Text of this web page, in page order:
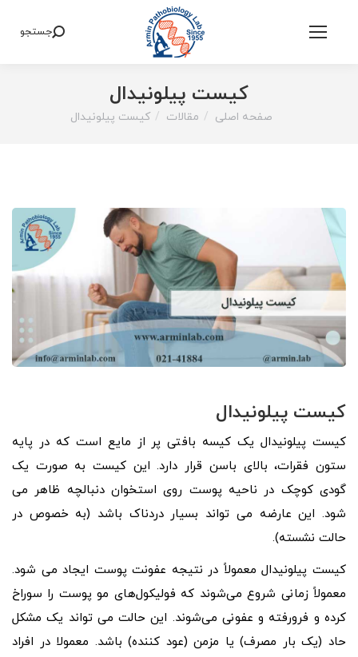
Search:
جستجو
کیست پیلونیدال
You are here:
صفحه اصلی مقالات کیست پیلونیدال
کیست پیلونیدال
کیست پیلونیدال یک کیسه بافتی پر از مایع است که در پایه
ستون فقرات، بالای باسن قرار دارد. این کیست به صورت یک
گودی کوچک در ناحیه پوست روی استخوان دنبالچه ظاهر می
شود. این عارضه می تواند بسیار دردناک باشد (به خصوص در
حالت نشسته).
کیست پیلونیدال معمولاً در نتیجه عفونت پوست ایجاد می شود.
معمولاً زمانی شروع می‌شوند که فولیکول‌های مو پوست را سوراخ
کرده و فرورفته و عفونی می‌شوند. این حالت می تواند یک مشکل
حاد (یک بار مصرف) یا مزمن (عود کننده) باشد. معمولا در افراد